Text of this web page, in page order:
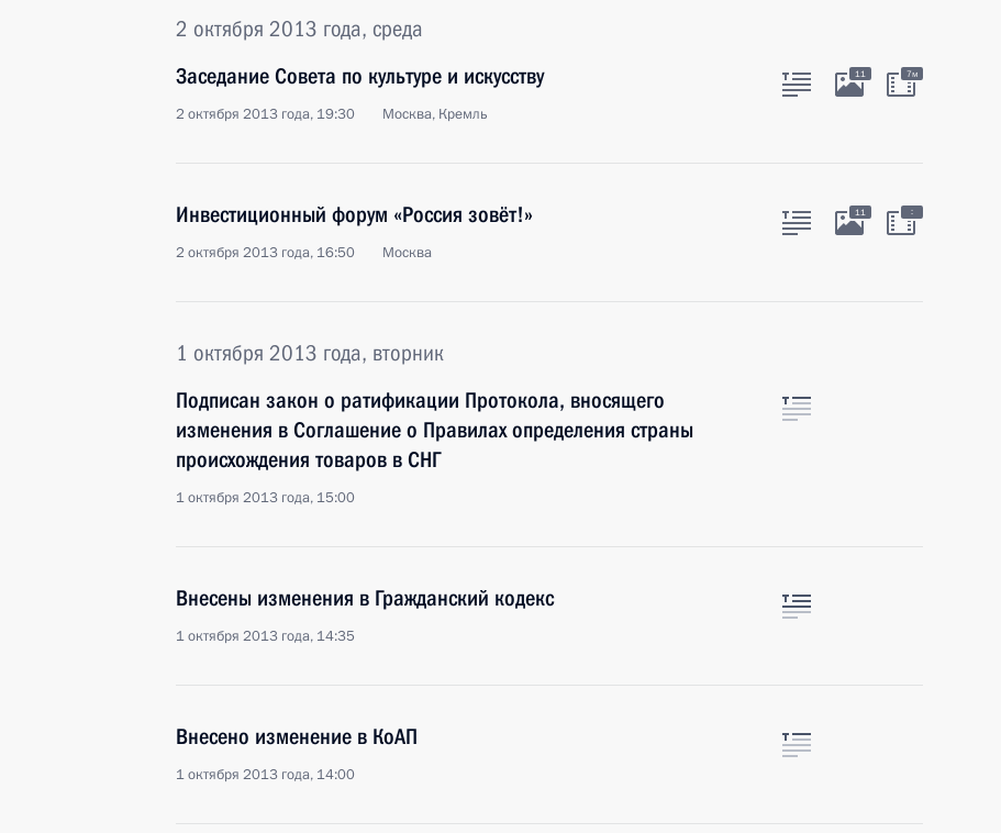
2 октября 2013 года, среда
Заседание Совета по культуре и искусству
2 октября 2013 года, 19:30 Москва, Кремль
11 7м
Инвестиционный форум «Россия зовёт!»
2 октября 2013 года, 16:50 Москва
11 :
1 октября 2013 года, вторник
Подписан закон о ратификации Протокола, вносящего
изменения в Соглашение о Правилах определения страны
происхождения товаров в СНГ
1 октября 2013 года, 15:00
Внесены изменения в Гражданский кодекс
1 октября 2013 года, 14:35
Внесено изменение в КоАП
1 октября 2013 года, 14:00